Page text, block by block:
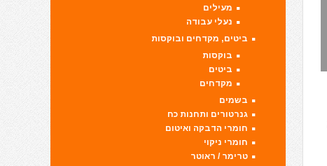
מעילים
נעלי עבודה
ביטים, מקדחים ובוקסות
בוקסות
ביטים
מקדחים
בשמים
גנרטורים ותחנות כח
חומרי הדבקה ואיטום
חומרי ניקוי
טרימר / ראוטר